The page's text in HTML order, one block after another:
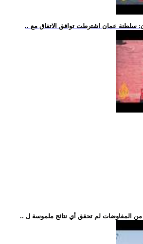
سلطنة عمان اشترطت توافق الاتفاق مع
المفاوضات لم تحقق أي نتائج ملموسة ل